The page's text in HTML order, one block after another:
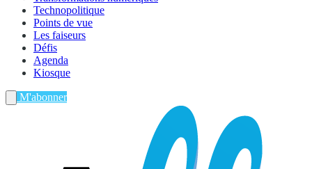
Technopolitique
Points de vue
Les faiseurs
Défis
Agenda
Kiosque
M'abonner